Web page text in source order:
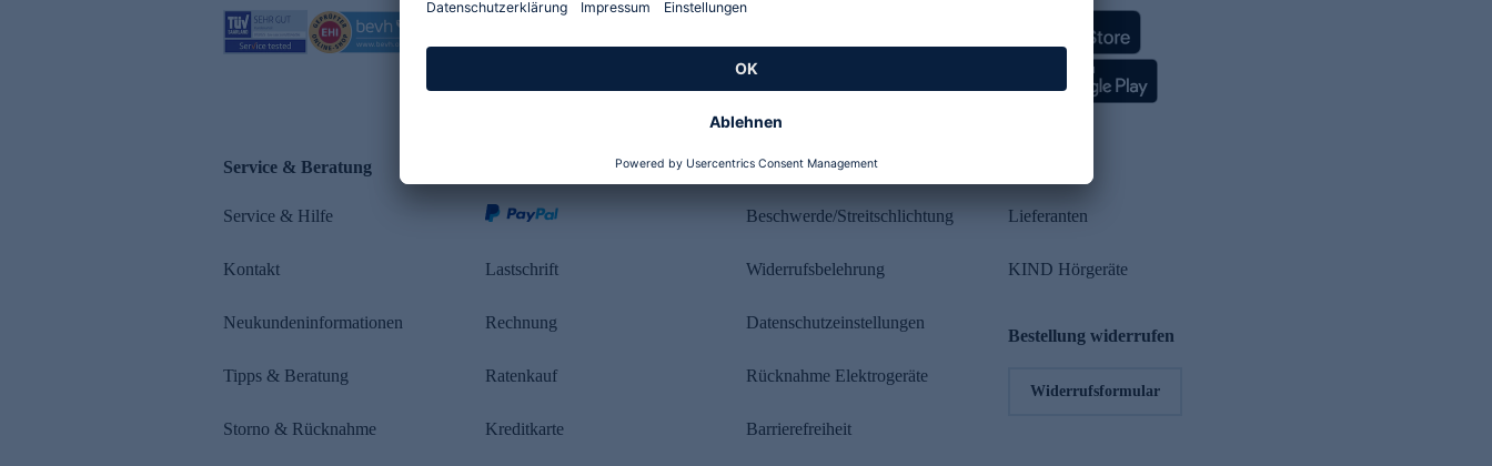
Service & Beratung
Service & Hilfe
Kontakt
Neukundeninformationen
Tipps & Beratung
Storno & Rücknahme
Lastschrift
Rechnung
Ratenkauf
Kreditkarte
Rechtliches
Beschwerde/Streitschlichtung
Widerrufsbelehrung
Datenschutzeinstellungen
Rücknahme Elektrogeräte
Barrierefreiheit
Lieferanten
KIND Hörgeräte
Bestellung widerrufen
Widerrufsformular